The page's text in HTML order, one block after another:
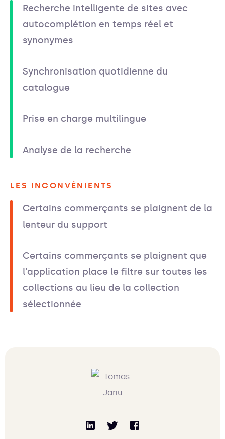
Recherche intelligente de sites avec
autocomplétion en temps réel et
synonymes
Synchronisation quotidienne du
catalogue
Prise en charge multilingue
Analyse de la recherche
LES INCONVÉNIENTS
Certains commerçants se plaignent de la
lenteur du support
Certains commerçants se plaignent que
l'application place le filtre sur toutes les
collections au lieu de la collection
sélectionnée